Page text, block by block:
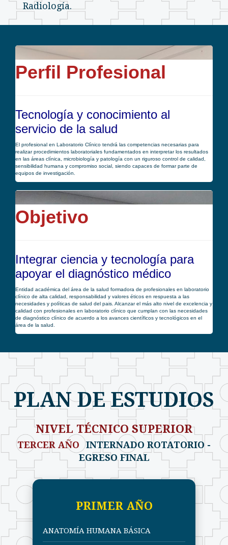
Radiología.
Perfil Profesional
Tecnología y conocimiento al
servicio de la salud
El profesional en Laboratorio Clínico tendrá las competencias necesarias para
realizar procedimientos laboratoriales fundamentados en interpretar los resultados
en las áreas clínica, microbiología y patología con un riguroso control de calidad,
sensibilidad humana y compromiso social, siendo capaces de formar parte de
equipos de investigación.
Objetivo
Integrar ciencia y tecnología para
apoyar el diagnóstico médico
Entidad académica del área de la salud formadora de profesionales en laboratorio
clínico de alta calidad, responsabilidad y valores éticos en respuesta a las
necesidades y políticas de salud del pais. Alcanzar el más alto nivel de excelencia y
calidad con profesionales en laboratorio clínico que cumplan con las necesidades
de diagnóstico clínico de acuerdo a los avances científicos y tecnológicos en el
área de la salud.
PLAN DE ESTUDIOS
NIVEL TÉCNICO SUPERIOR
TERCER AÑO
INTERNADO ROTATORIO -
EGRESO FINAL
PRIMER AÑO
ANATOMÍA HUMANA BÁSICA